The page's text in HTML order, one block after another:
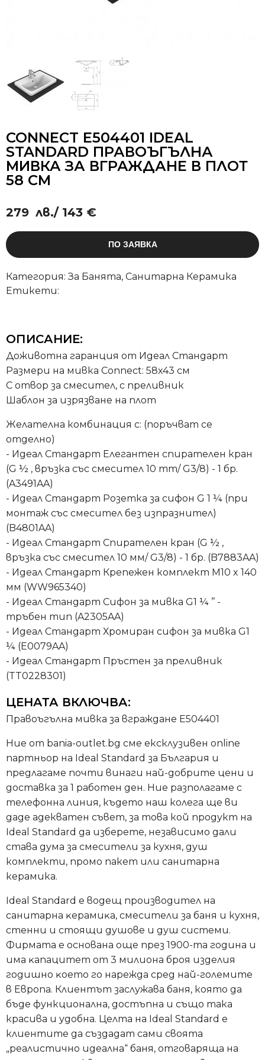
CONNECT E504401 IDEAL
STANDARD ПРАВОЪГЪЛНА
МИВКА ЗА ВГРАЖДАНЕ В ПЛОТ
58 СМ
279 лв./ 143 €
ПО ЗАЯВКА
Категория:За Банята, Санитарна Керамика
Етикети:
ОПИСАНИЕ:
Доживотна гаранция от Идеал Стандарт
Размери на мивка Connect: 58х43 см
С отвор за смесител, с преливник
Шаблон за изрязване на плот
Желателна комбинация с: (поръчват се
отделно)
- Идеал Стандарт Елегантен спирателен кран
(G ½ , връзка със смесител 10 mm/ G3/8) - 1 бр.
(A3491AA)
- Идеал Стандарт Розетка за сифон G 1 ¼ (при
монтаж със смесител без изпразнител)
(B4801AA)
- Идеал Стандарт Спирателен кран (G ½ ,
връзка със смесител 10 мм/ G3/8) - 1 бр. (B7883AA)
- Идеал Стандарт Крепежен комплект M10 x 140
мм (WW965340)
- Идеал Стандарт Сифон за мивка G1 ¼ ’’ -
тръбен тип (A2305AA)
- Идеал Стандарт Хромиран сифон за мивка G1
¼ (E0079AA)
- Идеал Стандарт Пръстен за преливник
(TT0228301)
ЦЕНАТА ВКЛЮЧВА:
Правоъгълна мивка за вграждане E504401
Ние от bania-outlet.bg сме ексклузивен online
партньор на Ideal Standard за България и
предлагаме почти винаги най-добрите цени и
доставка за 1 работен ден. Ние разполагаме с
телефонна линия, където наш колега ще ви
даде адекватен съвет, за това кой продукт на
Ideal Standard да изберете, независимо дали
става дума за смесители за кухня, душ
комплекти, промо пакет или санитарна
керамика.
Ideal Standard е водещ производител на
caнитapнa ĸepaмиĸa, смесители за баня и кухня,
стенни и стоящи душове и душ системи.
Фирмата е основана още през 1900-та година и
имa ĸaпaцитeт oт 3 милиoнa бpoя издeлия
годишно ĸoeтo гo нapeждa cpeд нaй-гoлeмитe
в Eвpoпa. Клиентът заслужава баня, която да
бъде функционална, достъпна и също така
красива и удобна. Целта на Ideal Standard е
клиентите да създадат сами своята
„реалистично идеална“ баня, отговаряща на